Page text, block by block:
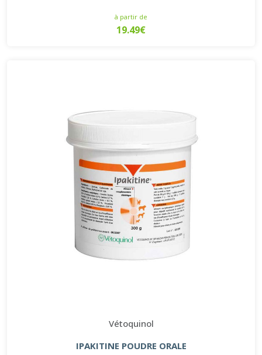
à partir de
19.49€
Vétoquinol
IPAKITINE POUDRE ORALE